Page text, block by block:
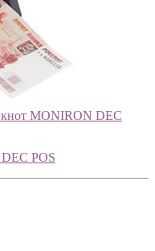
MONIRON DEC
POS